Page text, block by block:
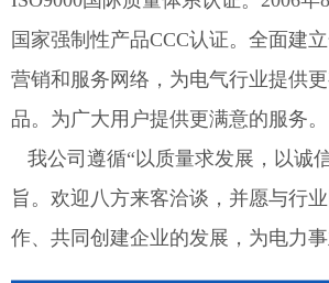
国家强制性产品CCC认证。全面建
营销和服务网络，为电气行业提供
品。为广大用户提供更满意的服务。
我公司遵循“以质量求发展，以诚
旨。欢迎八方来客洽谈，并愿与行
作、共同创建企业的发展，为电力事